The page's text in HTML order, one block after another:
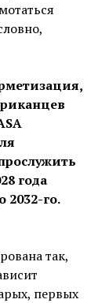
года
го.
так,
первых